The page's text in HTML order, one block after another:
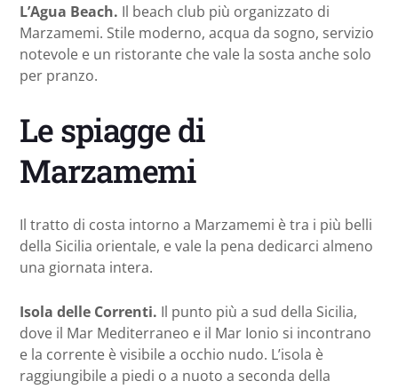
L’Agua Beach. Il beach club più organizzato di
Marzamemi. Stile moderno, acqua da sogno, servizio
notevole e un ristorante che vale la sosta anche solo
per pranzo.
Le spiagge di
Marzamemi
Il tratto di costa intorno a Marzamemi è tra i più belli
della Sicilia orientale, e vale la pena dedicarci almeno
una giornata intera.
Isola delle Correnti. Il punto più a sud della Sicilia,
dove il Mar Mediterraneo e il Mar Ionio si incontrano
e la corrente è visibile a occhio nudo. L’isola è
raggiungibile a piedi o a nuoto a seconda della